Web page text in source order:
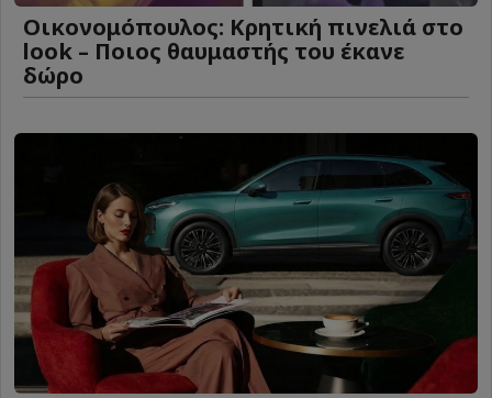
Οικονομόπουλος: Κρητική πινελιά στο
look – Ποιος θαυμαστής του έκανε
δώρο